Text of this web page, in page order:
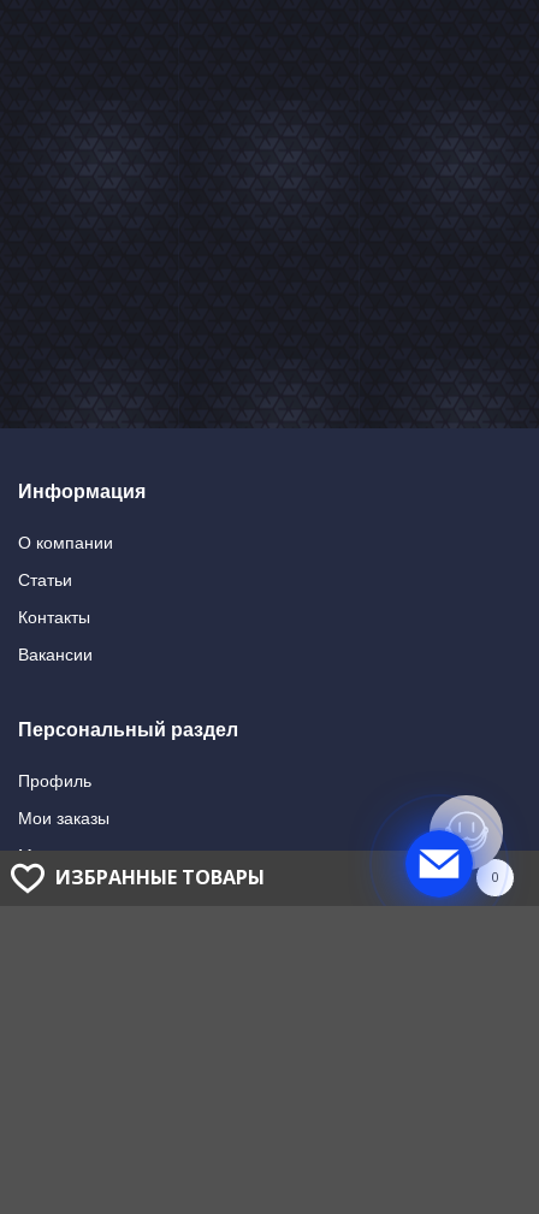
Информация
О компании
Статьи
Контакты
Вакансии
Персональный раздел
Профиль
Мои заказы
Мои подписки
Написать в поддержку
ИЗБРАННЫЕ ТОВАРЫ 0